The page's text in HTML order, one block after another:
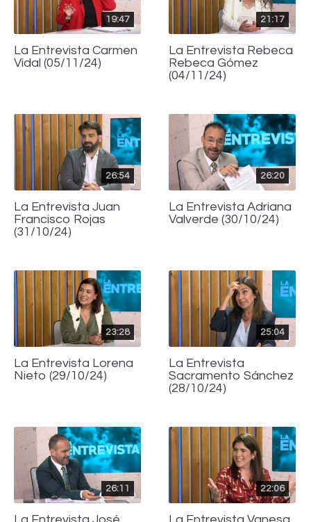
19:47
La Entrevista Carmen
Vidal (05/11/24)
21:17
La Entrevista Rebeca
Rebeca Gómez
(04/11/24)
26:54
La Entrevista Juan
Francisco Rojas
(31/10/24)
26:20
La Entrevista Adriana
Valverde (30/10/24)
23:28
La Entrevista Lorena
Nieto (29/10/24)
25:04
La Entrevista
Sacramento Sánchez
(28/10/24)
26:11
La Entrevista José
22:06
La Entrevista Vanesa